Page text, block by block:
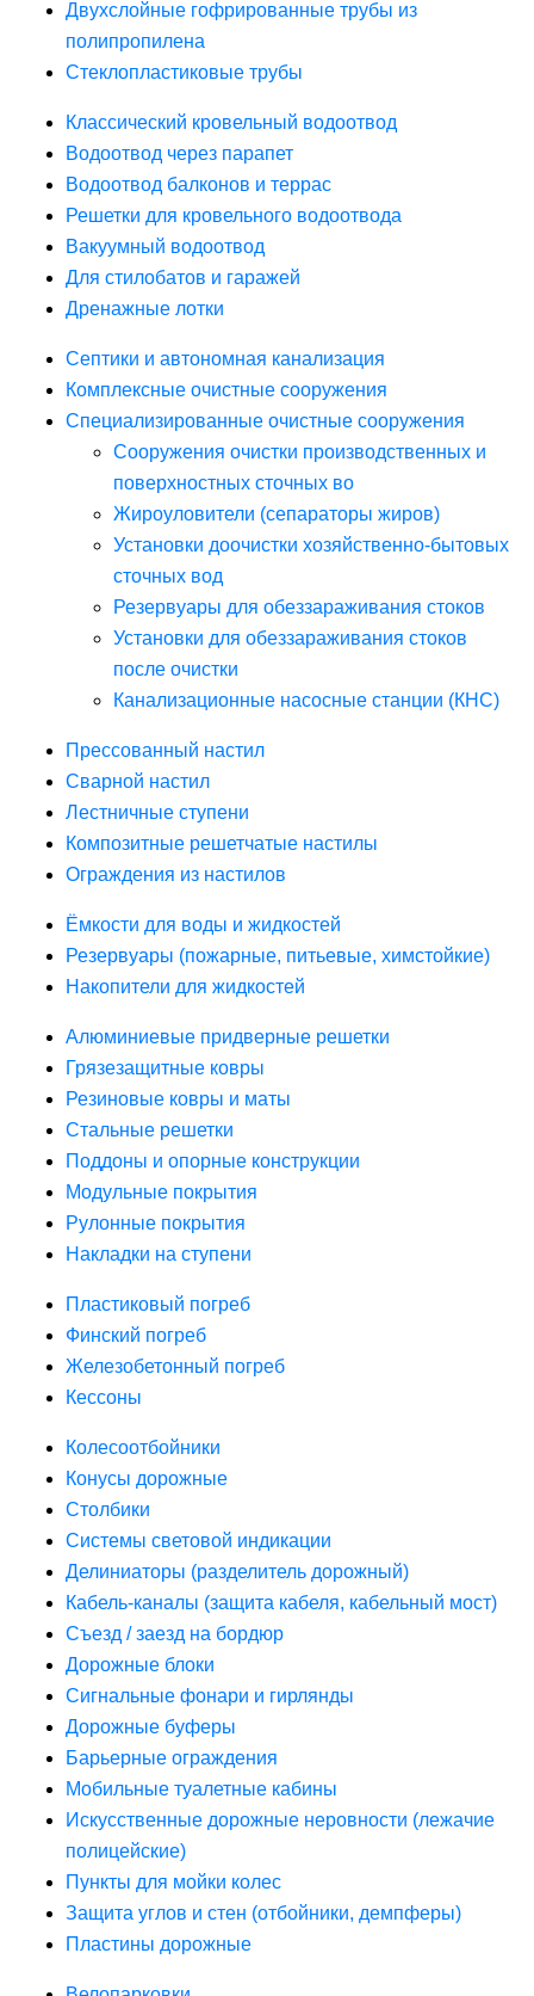
Двухслойные гофрированные трубы из
полипропилена
Стеклопластиковые трубы
Классический кровельный водоотвод
Водоотвод через парапет
Водоотвод балконов и террас
Решетки для кровельного водоотвода
Вакуумный водоотвод
Для стилобатов и гаражей
Дренажные лотки
Септики и автономная канализация
Комплексные очистные сооружения
Специализированные очистные сооружения
Сооружения очистки производственных и
поверхностных сточных во
Жироуловители (сепараторы жиров)
Установки доочистки хозяйственно-бытовых
сточных вод
Резервуары для обеззараживания стоков
Установки для обеззараживания стоков
после очистки
Канализационные насосные станции (КНС)
Прессованный настил
Сварной настил
Лестничные ступени
Композитные решетчатые настилы
Ограждения из настилов
Ёмкости для воды и жидкостей
Резервуары (пожарные, питьевые, химстойкие)
Накопители для жидкостей
Алюминиевые придверные решетки
Грязезащитные ковры
Резиновые ковры и маты
Стальные решетки
Поддоны и опорные конструкции
Модульные покрытия
Рулонные покрытия
Накладки на ступени
Пластиковый погреб
Финский погреб
Железобетонный погреб
Кессоны
Колесоотбойники
Конусы дорожные
Столбики
Системы световой индикации
Делиниаторы (разделитель дорожный)
Кабель-каналы (защита кабеля, кабельный мост)
Съезд / заезд на бордюр
Дорожные блоки
Сигнальные фонари и гирлянды
Дорожные буферы
Барьерные ограждения
Мобильные туалетные кабины
Искусственные дорожные неровности (лежачие
полицейские)
Пункты для мойки колес
Защита углов и стен (отбойники, демпферы)
Пластины дорожные